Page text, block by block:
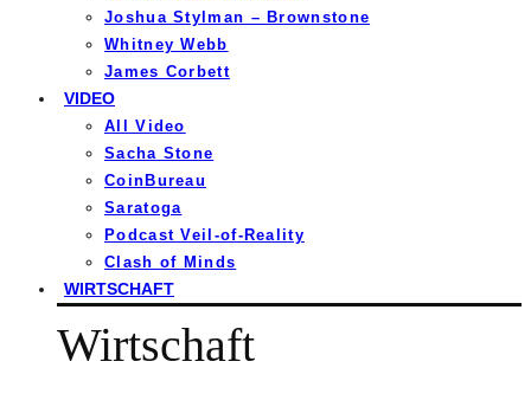
Joshua Stylman – Brownstone
Whitney Webb
James Corbett
VIDEO
All Video
Sacha Stone
CoinBureau
Saratoga
Podcast Veil-of-Reality
Clash of Minds
WIRTSCHAFT
Wirtschaft